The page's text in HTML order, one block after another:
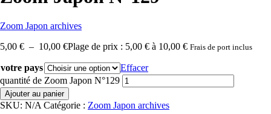
Zoom Japon archives
5,00 € – 10,00 €Plage de prix : 5,00 € à 10,00 € Frais de port inclus
votre pays
Effacer
quantité de Zoom Japon N°129
Ajouter au panier
SKU: N/A Catégorie : Zoom Japon archives